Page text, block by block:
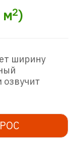
м2)
ширину
озвучит